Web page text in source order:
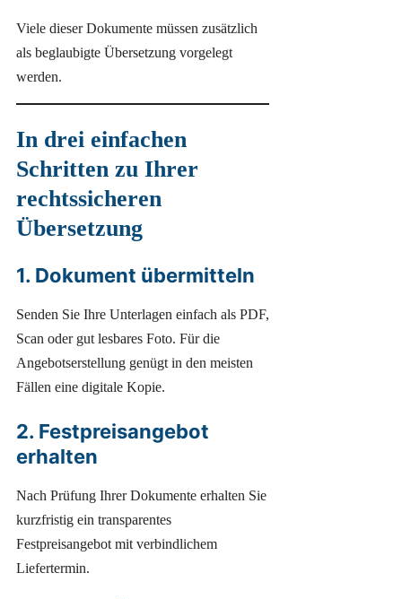
Viele dieser Dokumente müssen zusätzlich
als beglaubigte Übersetzung vorgelegt
werden.
In drei einfachen
Schritten zu Ihrer
rechtssicheren
Übersetzung
1. Dokument übermitteln
Senden Sie Ihre Unterlagen einfach als PDF,
Scan oder gut lesbares Foto. Für die
Angebotserstellung genügt in den meisten
Fällen eine digitale Kopie.
2. Festpreisangebot
erhalten
Nach Prüfung Ihrer Dokumente erhalten Sie
kurzfristig ein transparentes
Festpreisangebot mit verbindlichem
Liefertermin.